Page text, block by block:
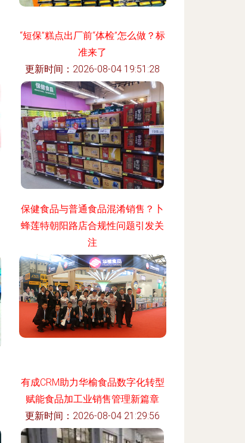
“短保”糕点出厂前“体检”怎么做？标
准来了
更新时间：2026-08-04 19:51:28
保健食品与普通食品混淆销售？卜
蜂莲特朝阳路店合规性问题引发关
注
更新时间：2026-08-04 15:30:03
有成CRM助力华榆食品数字化转型
赋能食品加工业销售管理新篇章
更新时间：2026-08-04 21:29:56